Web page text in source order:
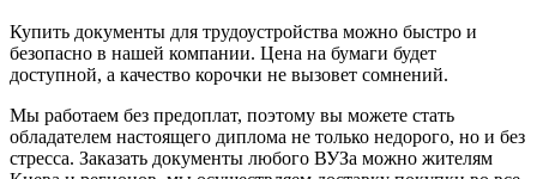
Купить документы для трудоустройства можно быстро и
безопасно в нашей компании. Цена на бумаги будет
доступной, а качество корочки не вызовет сомнений.
Мы работаем без предоплат, поэтому вы можете стать
обладателем настоящего диплома не только недорого, но и без
стресса. Заказать документы любого ВУЗа можно жителям